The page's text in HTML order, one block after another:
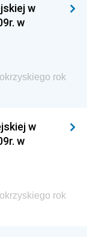
i
i
i Polityki
w
w
rok
w
w
rok